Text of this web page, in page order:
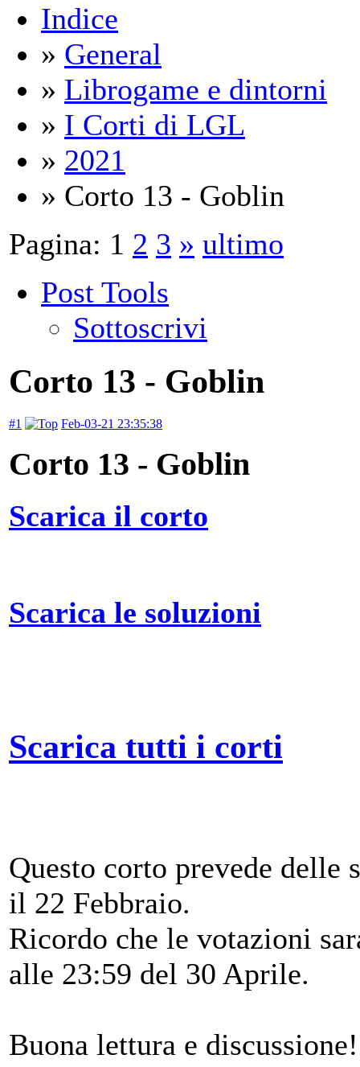
Indice
» General
» Librogame e dintorni
» I Corti di LGL
» 2021
» Corto 13 - Goblin
Pagina: 1 2 3 » ultimo
Post Tools
Sottoscrivi
Corto 13 - Goblin
#1 Feb-03-21 23:35:38
Corto 13 - Goblin
Scarica il corto
Scarica le soluzioni
Scarica tutti i corti
Questo corto prevede delle
il 22 Febbraio.
Ricordo che le votazioni
alle 23:59 del 30 Aprile.
Buona lettura e discussione!